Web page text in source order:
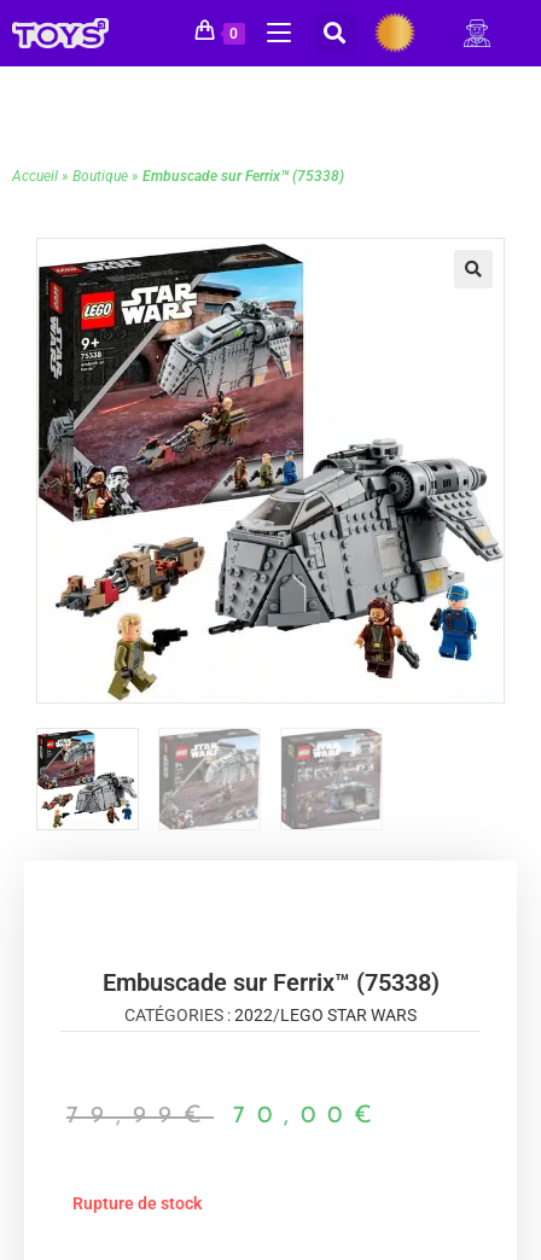
0
Accueil » Boutique » Embuscade sur Ferrix™ (75338)
Embuscade sur Ferrix™ (75338)
CATÉGORIES :2022/LEGO STAR WARS
79,99€ 70,00 €
Rupture de stock